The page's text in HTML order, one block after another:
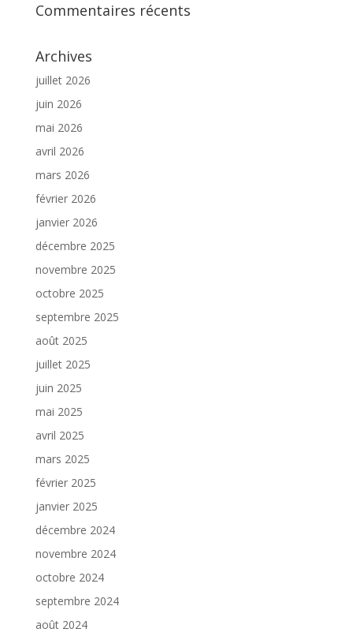
Commentaires récents
Archives
juillet 2026
juin 2026
mai 2026
avril 2026
mars 2026
février 2026
janvier 2026
décembre 2025
novembre 2025
octobre 2025
septembre 2025
août 2025
juillet 2025
juin 2025
mai 2025
avril 2025
mars 2025
février 2025
janvier 2025
décembre 2024
novembre 2024
octobre 2024
septembre 2024
août 2024